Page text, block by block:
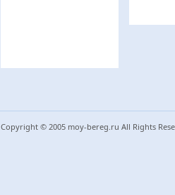
Copyright © 2005 moy-bereg.ru All Rights